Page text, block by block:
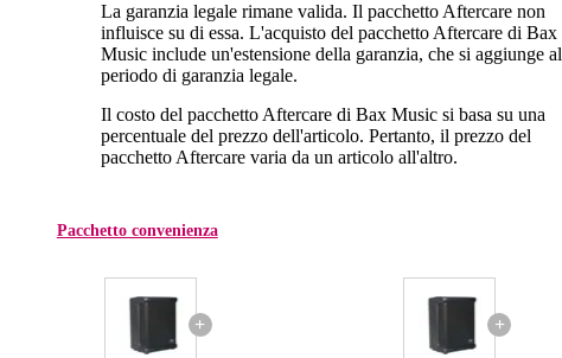
La garanzia legale rimane valida. Il pacchetto Aftercare non
influisce su di essa. L'acquisto del pacchetto Aftercare di Bax
Music include un'estensione della garanzia, che si aggiunge al
periodo di garanzia legale.
Il costo del pacchetto Aftercare di Bax Music si basa su una
percentuale del prezzo dell'articolo. Pertanto, il prezzo del
pacchetto Aftercare varia da un articolo all'altro.
Pacchetto convenienza
+ +